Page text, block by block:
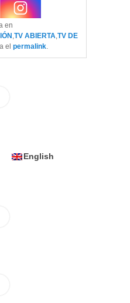
en
,TV ABIERTA,TV DE
el permalink.
English